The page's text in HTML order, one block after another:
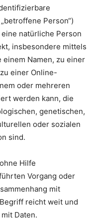
Person“)
natürliche Person
insbesondere mittels
Namen, zu einer
einer Online-
oder mehreren
werden kann, die
genetischen,
oder sozialen
sind.
Hilfe
Vorgang oder
mit
reicht weit und
Daten.